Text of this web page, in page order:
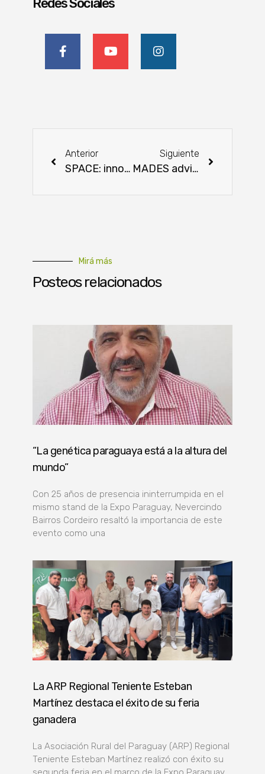
Anterior
SPACE: innovación y producción ganadera en el oeste francés
Siguiente
MADES advierte sobre el deterioro de la calidad del aire en Asunción y el Área Metropolitana
Mirá más
Posteos relacionados
“La genética paraguaya está a la altura del
mundo”
Con 25 años de presencia ininterrumpida en el
mismo stand de la Expo Paraguay, Nevercindo
Bairros Cordeiro resaltó la importancia de este
evento como una
La ARP Regional Teniente Esteban
Martínez destaca el éxito de su feria
ganadera
La Asociación Rural del Paraguay (ARP) Regional
Teniente Esteban Martínez realizó con éxito su